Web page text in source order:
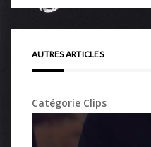
AUTRES ARTICLES
Catégorie Clips